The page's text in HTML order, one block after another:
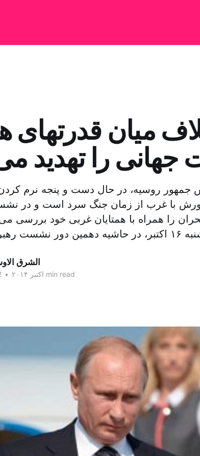
میان قدرتهای
جهانی را تهدید
جمهور روسیه، در حال دست و پنجه نرم
با غرب از زمان جنگ سرد است و در
را همراه با همتایان غربی خود بررسی
الشرق
۱۶ اکتبر ۲۰۱۴ • 2 min read